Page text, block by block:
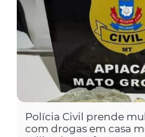
Polícia Civil prende
com drogas em casa